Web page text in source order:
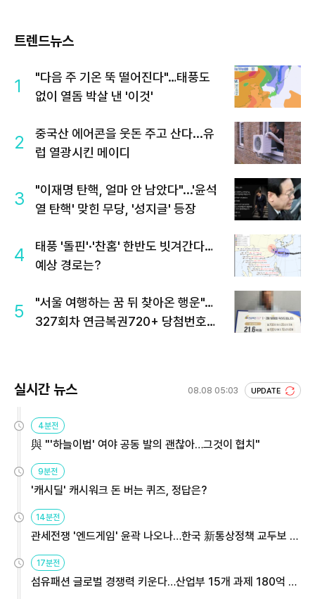
트렌드뉴스
1
"다음 주 기온 뚝 떨어진다"…태풍도
없이 열돔 박살 낸 '이것'
2
중국산 에어콘을 웃돈 주고 산다...유
럽 열광시킨 메이디
3
"이재명 탄핵, 얼마 안 남았다"...'윤석
열 탄핵' 맞힌 무당, '성지글' 등장
4
태풍 '돌핀'·'찬홈' 한반도 빗겨간다…
예상 경로는?
5
"서울 여행하는 꿈 뒤 찾아온 행운"…
327회차 연금복권720+ 당첨번호조
실시간 뉴스 08.08 05:03 UPDATE
4분전
與 "'하늘이법' 여야 공동 발의 괜찮아…그것이 협치"
9분전
'캐시딜' 캐시워크 돈 버는 퀴즈, 정답은?
14분전
관세전쟁 '엔드게임' 윤곽 나오나…한국 新통상정책 교두보 활
17분전
섬유패션 글로벌 경쟁력 키운다…산업부 15개 과제 180억 지